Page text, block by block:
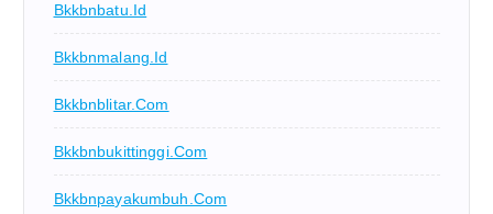
Bkkbnbatu.id
Bkkbnmalang.id
Bkkbnblitar.com
Bkkbnbukittinggi.com
Bkkbnpayakumbuh.com